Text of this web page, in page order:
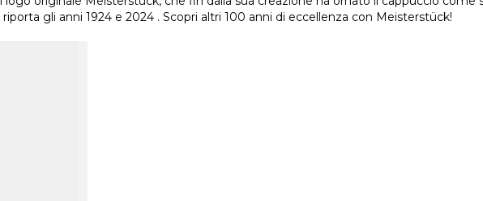
gli anni 1924 e 2024 . Scopri altri 100 anni di eccellenza con Meisterstück!